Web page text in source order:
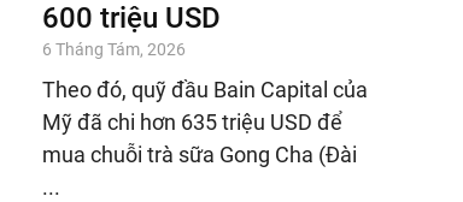
600 triệu USD
6 Tháng Tám, 2026
Theo đó, quỹ đầu Bain Capital của
Mỹ đã chi hơn 635 triệu USD để
mua chuỗi trà sữa Gong Cha (Đài
...